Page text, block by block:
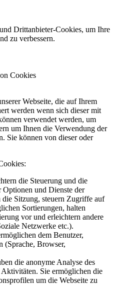
Drittanbieter-Cookies, um Ihre
zu verbessern.
Cookies
Webseite, die auf Ihrem
werden wenn sich dieser mit
verwendet werden, um
um Ihnen die Verwendung der
Sie können von dieser oder
die Steuerung und die
Optionen und Dienste der
Sitzung, steuern Zugriffe auf
Sortierungen, halten
vor und erleichtern andere
Netzwerke etc.).
dem Benutzer,
(Sprache, Browser,
die anonyme Analyse des
Aktivitäten. Sie ermöglichen die
um die Webseite zu